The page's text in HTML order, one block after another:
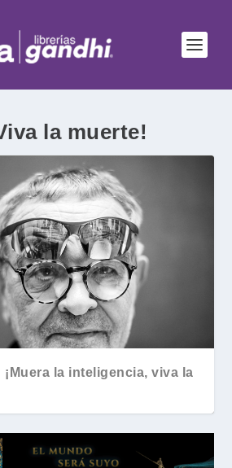
la muerte!
la inteligencia, viva la